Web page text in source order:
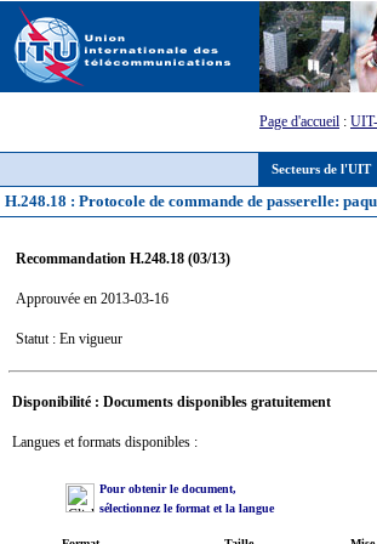
Secteurs de l'UIT
Page d'accueil :
H.248.18 : Protocole de commande de passerelle:
Recommandation H.248.18 (03/13)
Approuvée en 2013-03-16
Statut : En vigueur
Disponibilité : Documents disponibles gratuitement
Langues et formats disponibles :
Pour obtenir le document,
sélectionnez le format et la langue